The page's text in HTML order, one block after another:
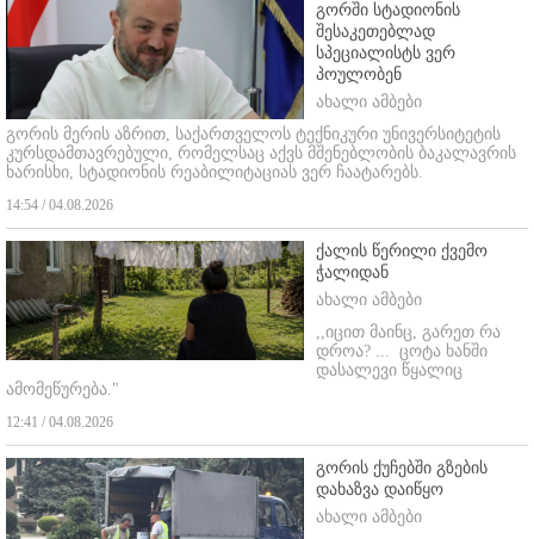
გორში სტადიონის
შესაკეთებლად
სპეციალისტს ვერ
პოულობენ
ახალი ამბები
გორის მერის აზრით, საქართველოს ტექნიკური უნივერსიტეტის
კურსდამთავრებული, რომელსაც აქვს მშენებლობის ბაკალავრის
ხარისხი, სტადიონის რეაბილიტაციას ვერ ჩაატარებს.
14:54 / 04.08.2026
ქალის წერილი ქვემო
ჭალიდან
ახალი ამბები
,,იცით მაინც, გარეთ რა
დროა? ... ცოტა ხანში
დასალევი წყალიც
ამომეწურება."
12:41 / 04.08.2026
გორის ქუჩებში გზების
დახაზვა დაიწყო
ახალი ამბები